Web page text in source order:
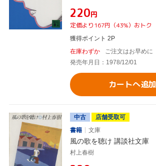
¥220円
定価より167円（43%）おトク
獲得ポイント 2P
在庫わずか
ご注文はお早めに
発売年月日：1978/12/01
カートへ追加
中古
店舗受取可
書籍
文庫
風の歌を聴け 講談社文庫
村上春樹